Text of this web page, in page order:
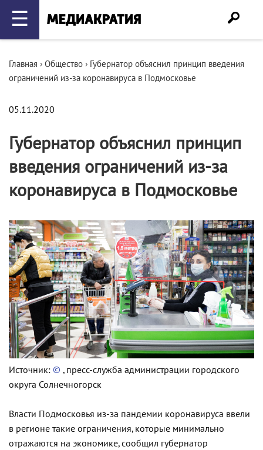
☰
Главная › Общество › Губернатор объяснил принцип введения
ограничений из-за коронавируса в Подмосковье
05.11.2020
Губернатор объяснил принцип
введения ограничений из-за
коронавируса в Подмосковье
Источник: © , пресс-служба администрации городского
округа Солнечногорск
Власти Подмосковья из-за пандемии коронавируса ввели
в регионе такие ограничения, которые минимально
отражаются на экономике, сообщил губернатор